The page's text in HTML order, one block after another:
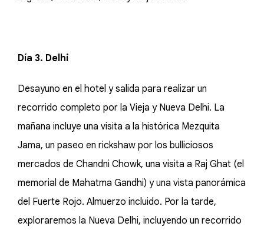
Día 3. Delhi
Desayuno en el hotel y salida para realizar un
recorrido completo por la Vieja y Nueva Delhi. La
mañana incluye una visita a la histórica Mezquita
Jama, un paseo en rickshaw por los bulliciosos
mercados de Chandni Chowk, una visita a Raj Ghat (el
memorial de Mahatma Gandhi) y una vista panorámica
del Fuerte Rojo. Almuerzo incluido. Por la tarde,
exploraremos la Nueva Delhi, incluyendo un recorrido